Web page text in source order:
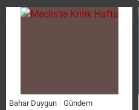
Bahar Duygun Gündem